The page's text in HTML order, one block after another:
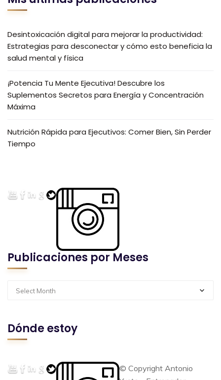
Desintoxicación digital para mejorar la productividad:
Estrategias para desconectar y cómo esto beneficia la
salud mental y física
¡Potencia Tu Mente Ejecutiva! Descubre los
Suplementos Secretos para Energía y Concentración
Máxima
Nutrición Rápida para Ejecutivos: Comer Bien, Sin Perder
Tiempo
Publicaciones por Meses
Select Month
Dónde estoy
© Copyright Antonio